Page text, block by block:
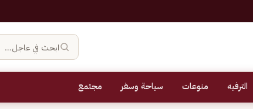
ابحث في عاجل…
الترفيه منوعات سياحة وسفر مجتمع